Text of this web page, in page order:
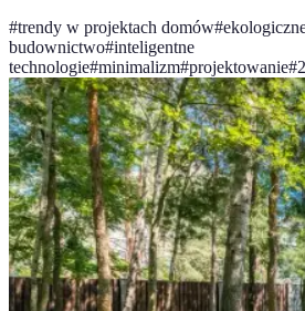
#trendy w projektach domów#
budownictwo#inteligentne
technologie#minimalizm#projektowanie#